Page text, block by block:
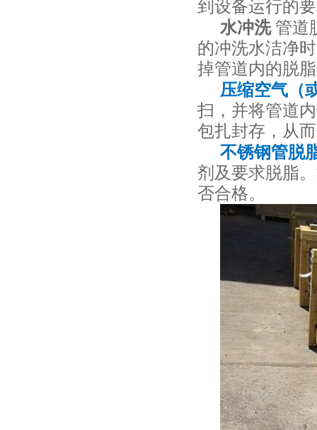
到设备运行的
水冲洗 管道
的冲洗水洁净
掉管道内的脱
压缩空气（
扫，并将管道
包扎封存，从
不锈钢管脱
剂及要求脱脂
否合格。